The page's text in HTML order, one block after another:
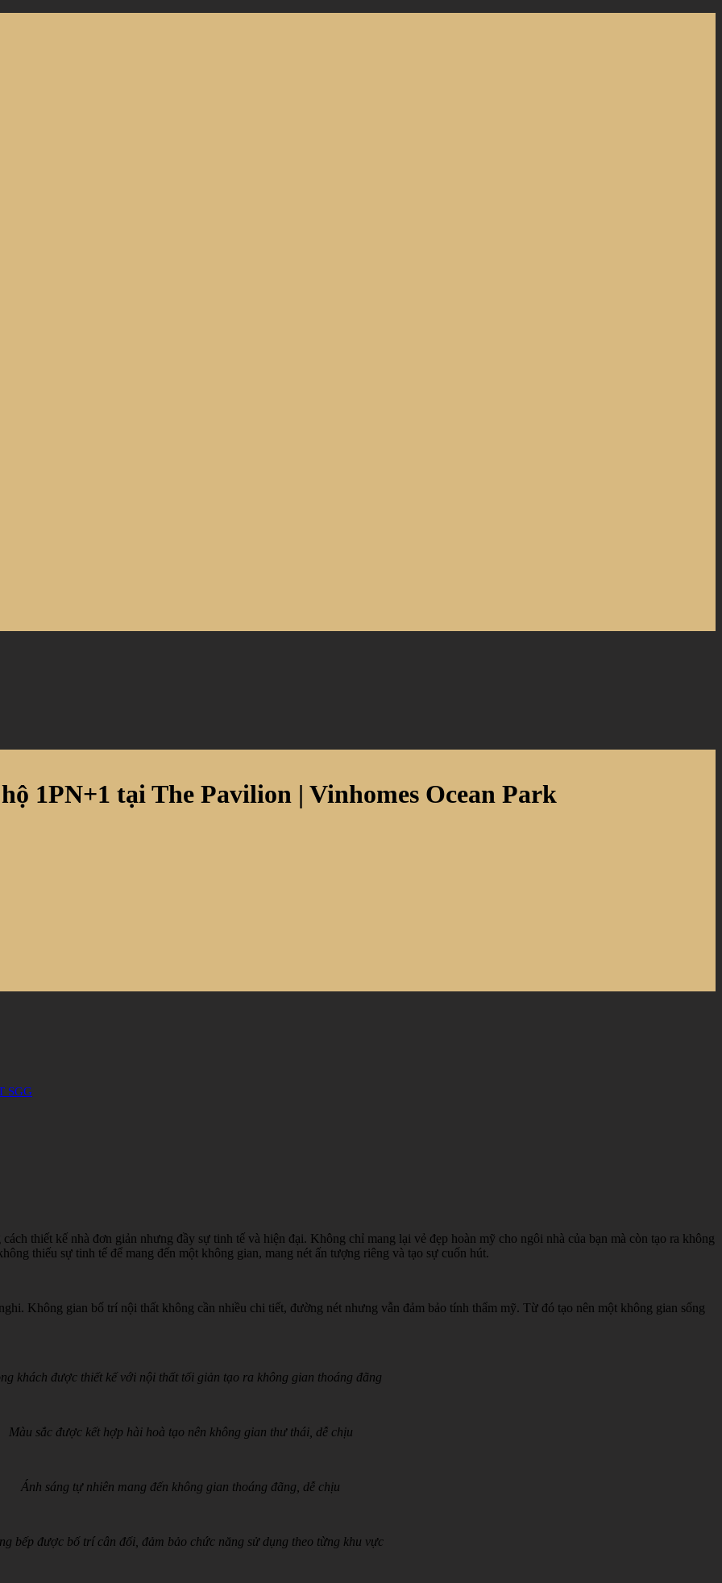
1PN+1 tại The Pavilion | Vinhomes Ocean Park
SGG
thiết kế nhà đơn giản nhưng đầy sự tinh tế và hiện đại. Không chỉ mang lại vẻ đẹp hoàn mỹ cho ngôi nhà của bạn mà còn tạo ra không
thiếu sự tinh tế để mang đến một không gian, mang nét ấn tượng riêng và tạo sự cuốn hút.
Không gian bố trí nội thất không cần nhiều chi tiết, đường nét nhưng vẫn đảm bảo tính thẩm mỹ. Từ đó tạo nên một không gian sống
khách được thiết kế với nội thất tối giản tạo ra không gian thoáng đãng
Màu sắc được kết hợp hài hoà tạo nên không gian thư thái, dễ chịu
Ánh sáng tự nhiên mang đến không gian thoáng đãng, dễ chịu
bếp được bố trí cân đối, đảm bảo chức năng sử dụng theo từng khu vực